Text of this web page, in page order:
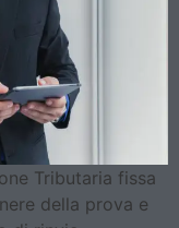
Tributaria fissa
della prova e